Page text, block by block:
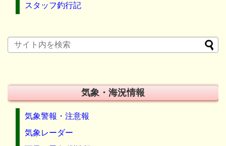
スタッフ釣行記
気象・海況情報
気象警報・注意報
気象レーダー